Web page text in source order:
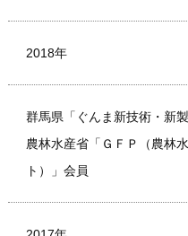
2018年
群馬県「ぐんま新技術・新
農林水産省「ＧＦＰ（農林
ト）」会員